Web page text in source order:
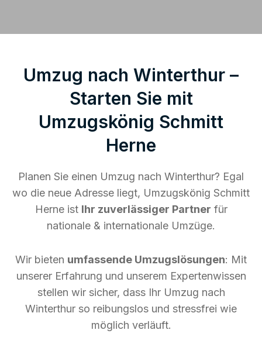
Umzug nach Winterthur –
Starten Sie mit
Umzugskönig Schmitt
Herne
Planen Sie einen Umzug nach Winterthur? Egal
wo die neue Adresse liegt, Umzugskönig Schmitt
Herne ist Ihr zuverlässiger Partner für
nationale & internationale Umzüge.
Wir bieten umfassende Umzugslösungen: Mit
unserer Erfahrung und unserem Expertenwissen
stellen wir sicher, dass Ihr Umzug nach
Winterthur so reibungslos und stressfrei wie
möglich verläuft.